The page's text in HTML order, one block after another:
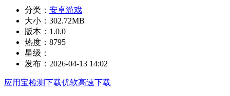
分类： 安卓游戏
大小： 302.72MB
版本： 1.0.0
热度： 8795
星级：
发布： 2026-04-13 14:02
应用宝检测下载优软高速下载